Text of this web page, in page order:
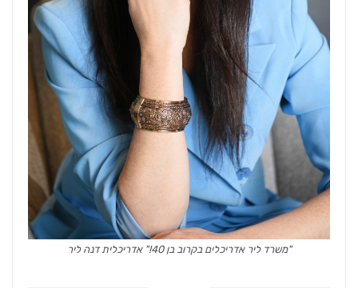
"משרד ליר אדריכלים בקרוב בן 40!" אדריכלית דנה ליר